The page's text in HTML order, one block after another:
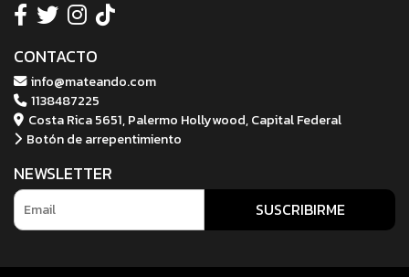
CONTACTO
info@mateando.com
1138487225
Costa Rica 5651, Palermo Hollywood, Capital Federal
Botón de arrepentimiento
NEWSLETTER
SUSCRIBIRME